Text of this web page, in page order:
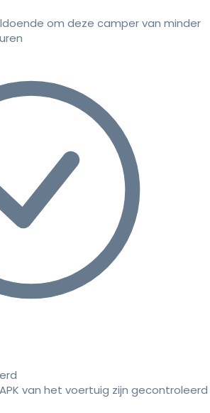
om deze camper van minder
van het voertuig zijn gecontroleerd